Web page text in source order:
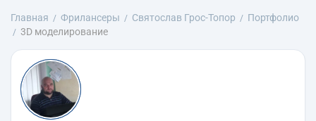
Главная Фрилансеры Святослав Грос-Топор
Портфолио
3D моделирование